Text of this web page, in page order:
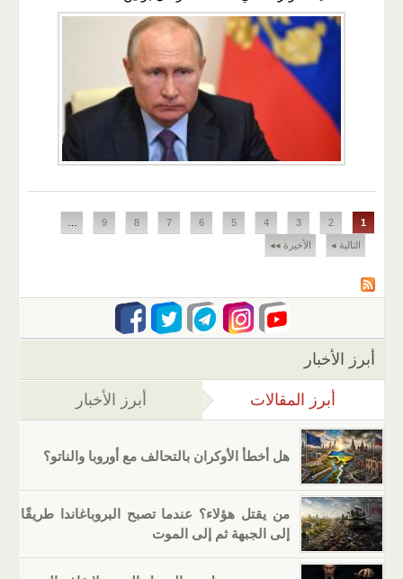
الصفحات
1
2
3
4
5
6
7
8
9
التالية ◂ الأخيرة ◂◂
أبرز الأخبار
أبرز المقالات (علامة التبويب النشطة)
أبرز الأخبار
هل أخطأ الأوكران بالتحالف مع أوروبا والناتو؟
من يقتل هؤلاء؟ عندما تصبح البروباغاندا طريقًا
إلى الجبهة ثم إلى الموت